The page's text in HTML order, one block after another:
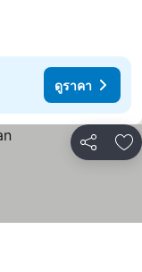
ดูราคา
แชร์ เ